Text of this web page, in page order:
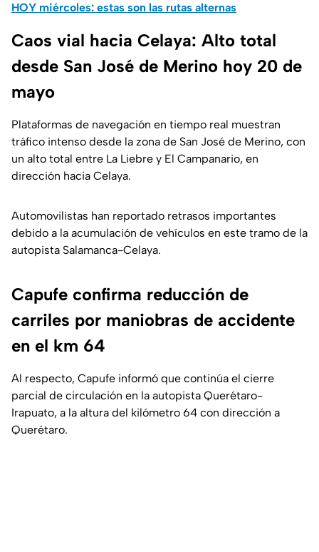
HOY miércoles: estas son las rutas alternas
Caos vial hacia Celaya: Alto total
desde San José de Merino hoy 20 de
mayo
Plataformas de navegación en tiempo real muestran
tráfico intenso desde la zona de San José de Merino, con
un alto total entre La Liebre y El Campanario, en
dirección hacia Celaya.
Automovilistas han reportado retrasos importantes
debido a la acumulación de vehículos en este tramo de la
autopista Salamanca-Celaya.
Capufe confirma reducción de
carriles por maniobras de accidente
en el km 64
Al respecto, Capufe informó que continúa el cierre
parcial de circulación en la autopista Querétaro-
Irapuato, a la altura del kilómetro 64 con dirección a
Querétaro.